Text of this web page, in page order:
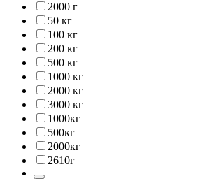
2000 г
50 кг
100 кг
200 кг
500 кг
1000 кг
2000 кг
3000 кг
1000кг
500кг
2000кг
2610г